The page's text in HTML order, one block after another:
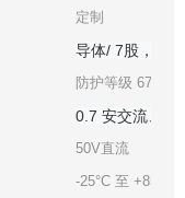
定制
导体/ 7股，镀
防护等级 67
0.7 安交流、直
50V直流
-25°C 至 +85°C